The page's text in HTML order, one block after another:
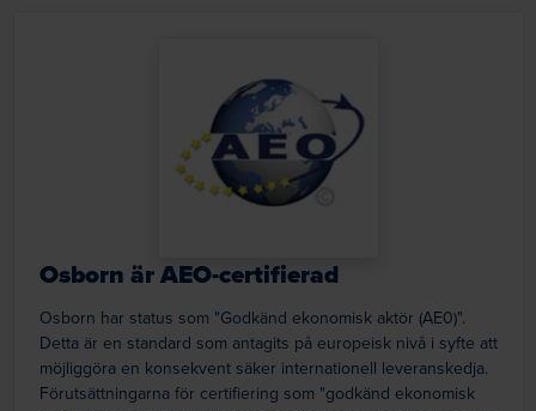
Osborn är AEO-certifierad
Osborn har status som "Godkänd ekonomisk aktör (AE0)".
Detta är en standard som antagits på europeisk nivå i syfte att
möjliggöra en konsekvent säker internationell leveranskedja.
Förutsättningarna för certifiering som "godkänd ekonomisk